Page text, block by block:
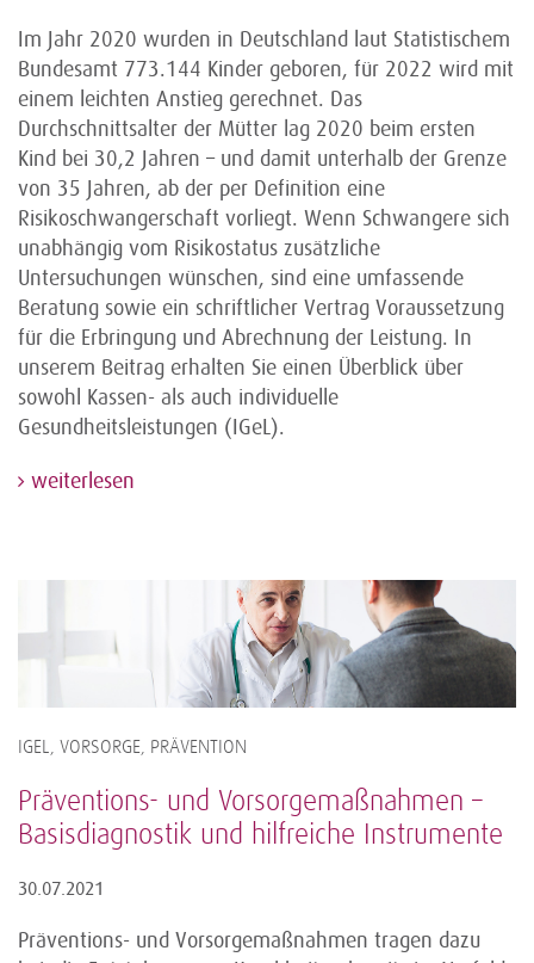
Im Jahr 2020 wurden in Deutschland laut Statistischem
Bundesamt 773.144 Kinder geboren, für 2022 wird mit
einem leichten Anstieg gerechnet. Das
Durchschnittsalter der Mütter lag 2020 beim ersten
Kind bei 30,2 Jahren – und damit unterhalb der Grenze
von 35 Jahren, ab der per Definition eine
Risikoschwangerschaft vorliegt. Wenn Schwangere sich
unabhängig vom Risikostatus zusätzliche
Untersuchungen wünschen, sind eine umfassende
Beratung sowie ein schriftlicher Vertrag Voraussetzung
für die Erbringung und Abrechnung der Leistung. In
unserem Beitrag erhalten Sie einen Überblick über
sowohl Kassen- als auch individuelle
Gesundheitsleistungen (IGeL).
weiterlesen
IGEL, VORSORGE, PRÄVENTION
Präventions- und Vorsorgemaßnahmen –
Basisdiagnostik und hilfreiche Instrumente
30.07.2021
Präventions- und Vorsorgemaßnahmen tragen dazu